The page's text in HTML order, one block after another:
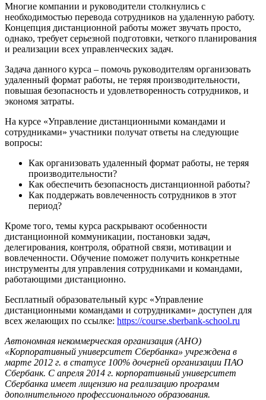
Многие компании и руководители столкнулись с
необходимостью перевода сотрудников на удаленную работу.
Концепция дистанционной работы может звучать просто,
однако, требует серьезной подготовки, четкого планирования
и реализации всех управленческих задач.
Задача данного курса – помочь руководителям организовать
удаленный формат работы, не теряя производительности,
повышая безопасность и удовлетворенность сотрудников, и
экономя затраты.
На курсе «Управление дистанционными командами и
сотрудниками» участники получат ответы на следующие
вопросы:
Как организовать удаленный формат работы, не теряя
производительности?
Как обеспечить безопасность дистанционной работы?
Как поддержать вовлеченность сотрудников в этот
период?
Кроме того, темы курса раскрывают особенности
дистанционной коммуникации, постановки задач,
делегирования, контроля, обратной связи, мотивации и
вовлеченности. Обучение поможет получить конкретные
инструменты для управления сотрудниками и командами,
работающими дистанционно.
Бесплатный образовательный курс «Управление
дистанционными командами и сотрудниками» доступен для
всех желающих по ссылке: https://course.sberbank-school.ru
Автономная некоммерческая организация (АНО)
«Корпоративный университет Сбербанка» учреждена в
марте 2012 г. в статусе 100% дочерней организации ПАО
Сбербанк. С апреля 2014 г. корпоративный университет
Сбербанка имеет лицензию на реализацию программ
дополнительного профессионального образования.